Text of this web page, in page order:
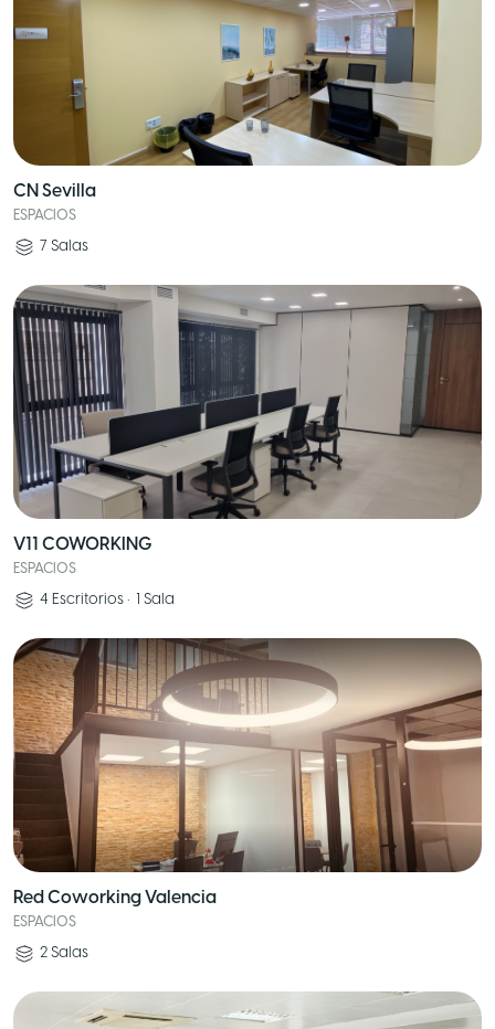
CN Sevilla
ESPACIOS
7 Salas
V11 COWORKING
ESPACIOS
4 Escritorios • 1 Sala
Red Coworking Valencia
ESPACIOS
2 Salas